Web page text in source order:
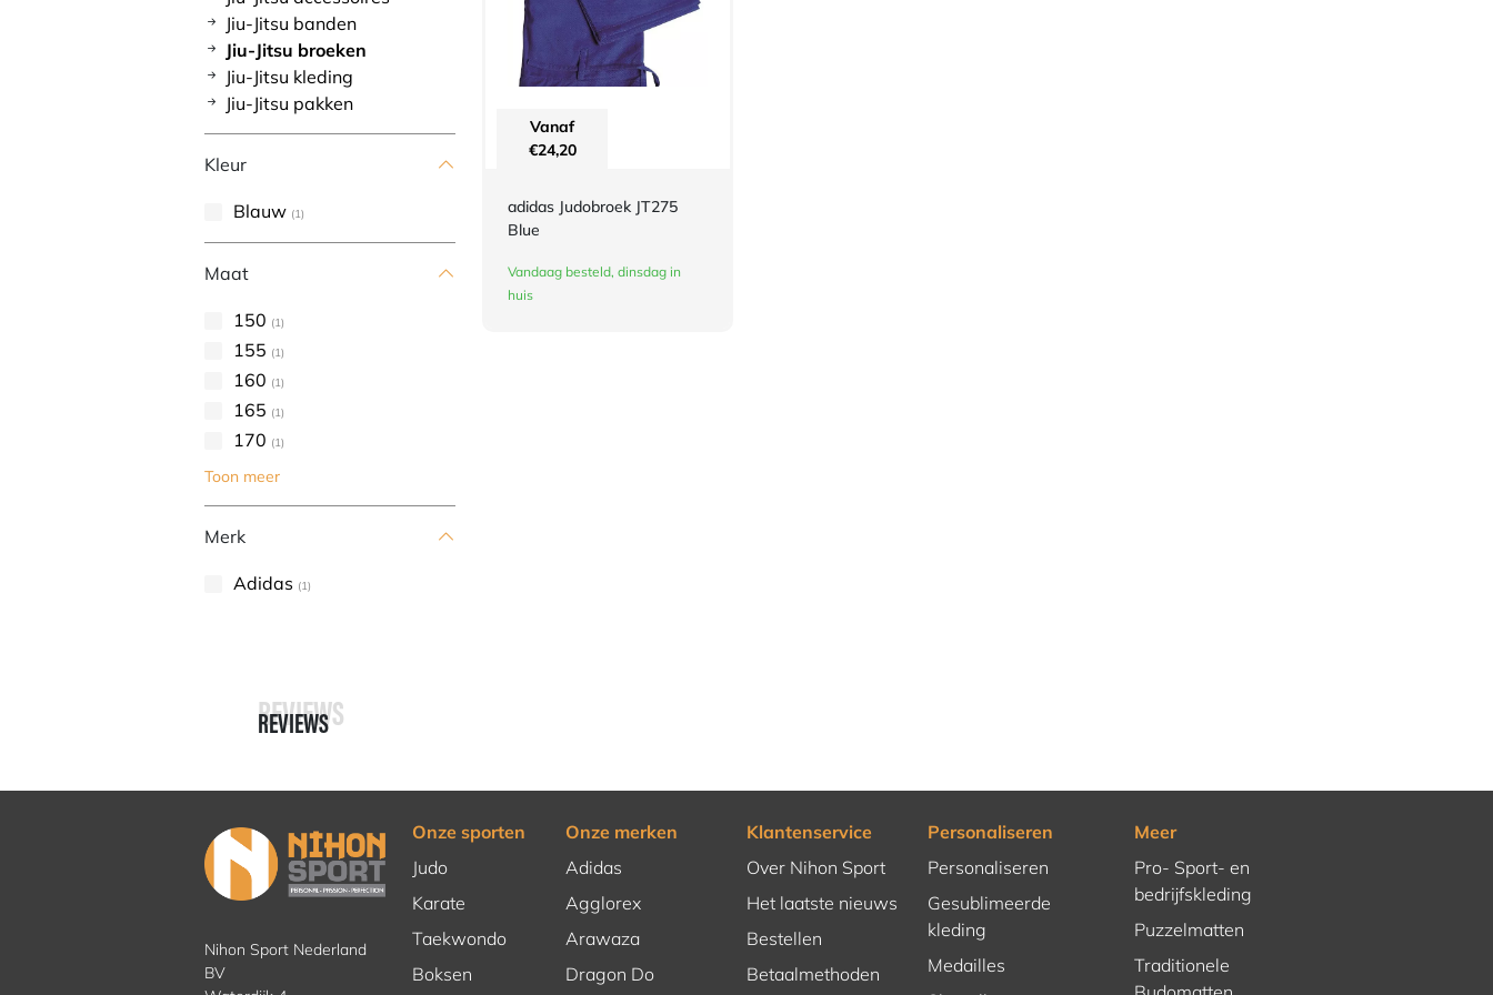
Jiu-Jitsu banden
Jiu-Jitsu broeken
Jiu-Jitsu kleding
Jiu-Jitsu pakken
Kleur
Blauw (1)
Maat
150 (1)
155 (1)
160 (1)
165 (1)
170 (1)
Toon meer
Merk
Adidas (1)
Vanaf
€24,20
adidas Judobroek JT275
Blue
Vandaag besteld, dinsdag in
huis
REVIEWS
REVIEWS
Nihon Sport Nederland
BV
Onze sporten
Judo
Karate
Taekwondo
Boksen
Onze merken
Adidas
Agglorex
Arawaza
Dragon Do
Klantenservice
Over Nihon Sport
Het laatste nieuws
Bestellen
Betaalmethoden
Personaliseren
Personaliseren
Gesublimeerde
kleding
Medailles
Meer
Pro- Sport- en
bedrijfskleding
Puzzelmatten
Traditionele